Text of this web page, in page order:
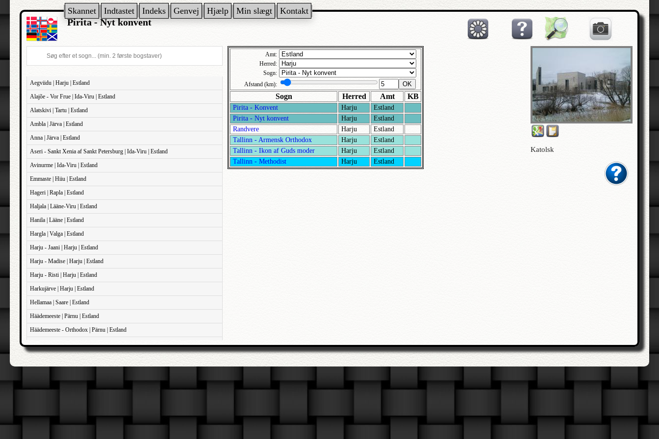
Skannet Indtastet Indeks Genvej Hjælp Min slægt Kontakt
Pirita - Nyt konvent
Aegviidu | Harju | Estland
Alajõe - Vor Frue | Ida-Viru | Estland
Alatskivi | Tartu | Estland
Ambla | Järva | Estland
Anna | Järva | Estland
Aseri - Sankt Xenia af Sankt Petersburg | Ida-Viru | Estland
Avinurme | Ida-Viru | Estland
Emmaste | Hiiu | Estland
Hageri | Rapla | Estland
Haljala | Lääne-Viru | Estland
Hanila | Lääne | Estland
Hargla | Valga | Estland
Harju - Jaani | Harju | Estland
Harju - Madise | Harju | Estland
Harju - Risti | Harju | Estland
Harkujärve | Harju | Estland
Hellamaa | Saare | Estland
Häädemeeste | Pärnu | Estland
Häädemeeste - Orthodox | Pärnu | Estland
Haapsalu - Domkirken | Lääne | Estland
Haapsalu - Sankt John | Lääne | Estland
Jõhvi | Ida-Viru | Estland
Katolsk
Amt:
Herred:
Sogn:
Afstand (km):
OK
Sogn Herred Amt KB
Pirita - Konvent Harju
Estland
Pirita - Nyt konvent
Harju
Estland
Randvere
Harju
Estland
Tallinn - Armensk Orthodox
Harju
Estland
Tallinn - Ikon af Guds moder
Harju
Estland
Tallinn - Methodist
Harju Estland